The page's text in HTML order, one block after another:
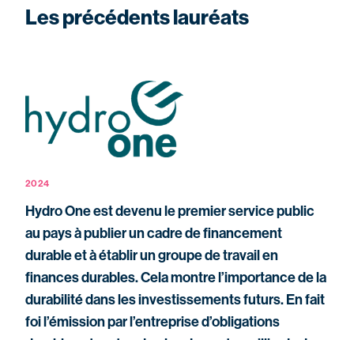
Les précédents lauréats
2024
Hydro One est devenu le premier service public
au pays à publier un cadre de financement
durable et à établir un groupe de travail en
finances durables. Cela montre l’importance de la
durabilité dans les investissements futurs. En fait
foi l’émission par l’entreprise d’obligations